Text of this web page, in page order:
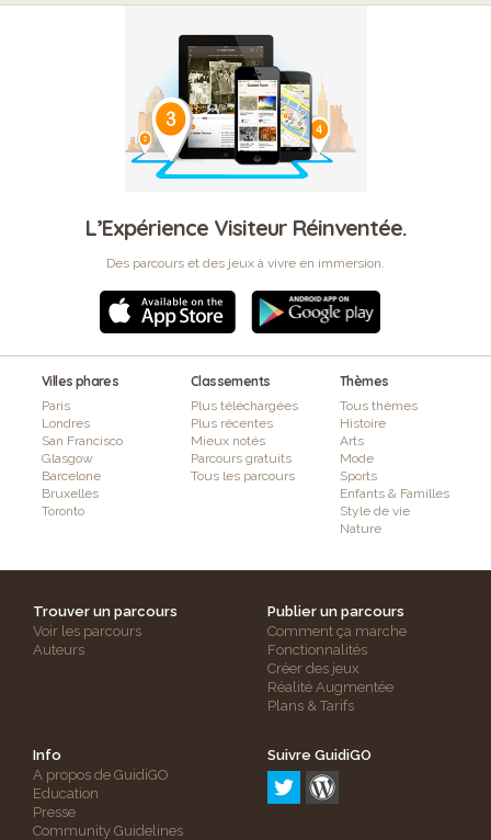
L’Expérience Visiteur Réinventée.
Des parcours et des jeux à vivre en immersion.
Villes phares
Paris
Londres
San Francisco
Glasgow
Barcelone
Bruxelles
Toronto
Classements
Plus téléchargées
Plus récentes
Mieux notés
Parcours gratuits
Tous les parcours
Thèmes
Tous thèmes
Histoire
Arts
Mode
Sports
Enfants & Familles
Style de vie
Nature
Trouver un parcours
Voir les parcours
Auteurs
Publier un parcours
Comment ça marche
Fonctionnalités
Créer des jeux
Réalité Augmentée
Plans & Tarifs
Info
A propos de GuidiGO
Education
Presse
Community Guidelines
Suivre GuidiGO